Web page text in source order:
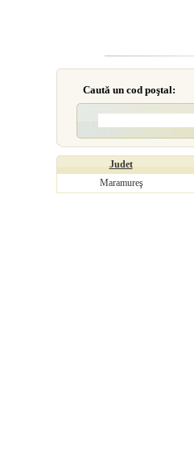
Caută un cod poştal:
Judet
Maramureş